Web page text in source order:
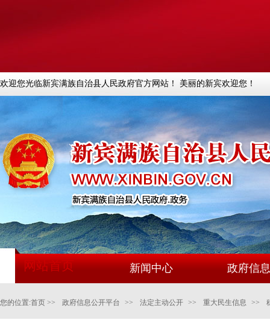
欢迎您光临新宾满族自治县人民政府官方网站！ 美丽的新宾欢迎您！
网站首页 新闻中心 政府信
您的位置:首页 >> 政府信息公开平台 >> 法定主动公开 >> 重大民生信息 >>